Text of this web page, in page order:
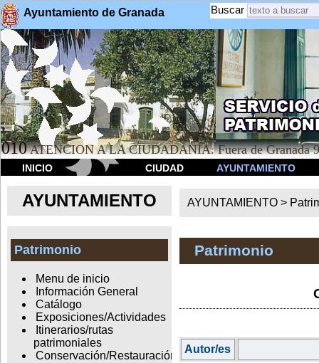
Ayuntamiento de Granada Buscar
010 ATENCION A LA CIUDADANÍA. Fuera de Granada
INICIO CIUDAD AYUNTAMIENTO
AYUNTAMIENTO
Patrimonio
Menu de inicio
Información General
Catálogo
Exposiciones/Actividades
Itinerarios/rutas
patrimoniales
Conservación/Restauración
AYUNTAMIENTO >
Patrimonio
Autor/es